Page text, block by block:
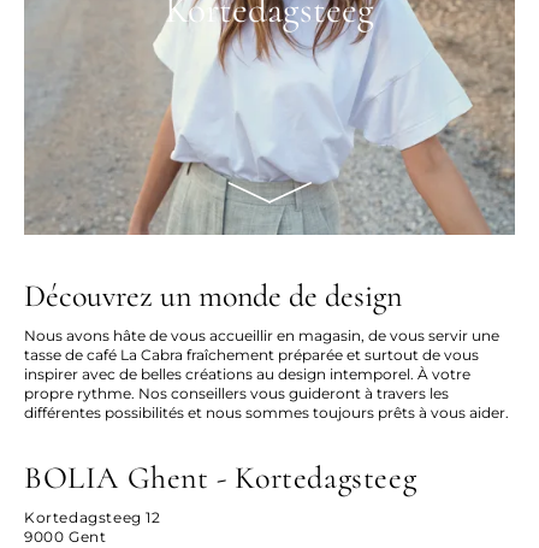
Kortedagsteeg
Découvrez un monde de design
Nous avons hâte de vous accueillir en magasin, de vous servir une
tasse de café La Cabra fraîchement préparée et surtout de vous
inspirer avec de belles créations au design intemporel. À votre
propre rythme. Nos conseillers vous guideront à travers les
différentes possibilités et nous sommes toujours prêts à vous aider.
BOLIA Ghent - Kortedagsteeg
Kortedagsteeg 12
9000 Gent